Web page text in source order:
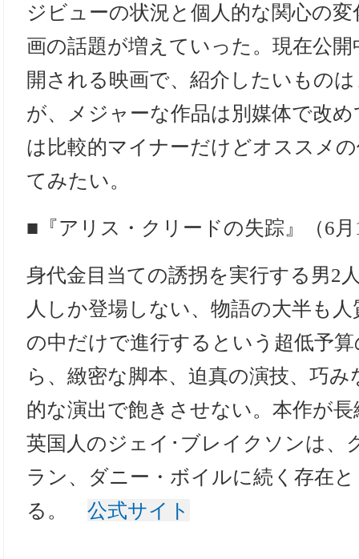
ジビューの状況と個人的な関心の
画の話題が増えていった。現在公
開される映画で、紹介したいもの
が、メジャーな作品は別媒体で改
は比較的マイナーだけどオススメ
てみたい。
■『アリス・クリードの失踪』（6月
身代金目当ての誘拐を実行する男2
人しか登場しない、物語の大半も
の中だけで進行するという超低予
ら、緻密な脚本、迫真の演技、巧
的な演出で飽きさせない。本作が
英国人のジェイ･ブレイクソンは、
ラン、ダニー・ボイルに続く存在
る。 公式サイト